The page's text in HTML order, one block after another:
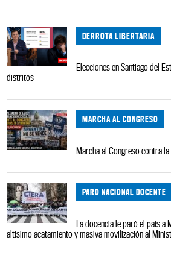
DERROTA LIBERTARIA
Elecciones en Santiago del
distritos
MARCHA AL CONGRESO
Marcha al Congreso contra
PARO NACIONAL DOCENTE
La docencia le paró el país a
altísimo acatamiento y masiva movilización al